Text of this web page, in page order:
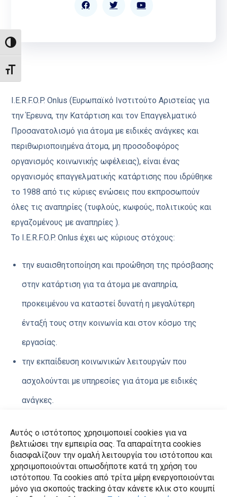
Αυτός ο ιστότοπος χρησιμοποιεί cookies για να
βελτιώσει την εμπειρία σας. Τα απαραίτητα cookies
διασφαλίζουν την ομαλή λειτουργία του ιστότοπου και
χρησιμοποιούνται οπωσδήποτε κατά τη χρήση του
ιστότοπου. Τα cookies από τρίτα μέρη ενεργοποιούνται
μόνο για σκοπούς tracking όταν κάνετε κλικ στο κουμπί
ΕΝΑΛΛΑΓΉ ΥΨΗΛΉΣ ΑΝΤΊΘΕΣΗΣ
ΕΝΑΛΛΑΓΉ ΜΕΓΈΘΟΥΣ ΓΡΑΜΜΆΤΩΝ
I.E.R.F.O.P. Onlus (Ευρωπαϊκό Ινστιτούτο Αριστείας για
την Έρευνα, την Κατάρτιση και τον Επαγγελματικό
Προσανατολισμό για άτομα με ειδικές ανάγκες και
περιθωριοποιημένα άτομα, μη προσοδοφόρος
οργανισμός κοινωνικής ωφέλειας), είναι ένας
οργανισμός επαγγελματικής κατάρτισης που ιδρύθηκε
το 1988 από τις κύριες ενώσεις που εκπροσωπούν
όλες τις αναπηρίες (τυφλούς, κωφούς, πολιτικούς και
εργαζομένους με αναπηρίες ).
Το I.E.R.F.O.P. Onlus έχει ως κύριους στόχους:
την ευαισθητοποίηση και προώθηση της πρόσβασης
στην κατάρτιση για τα άτομα με αναπηρία,
προκειμένου να καταστεί δυνατή η μεγαλύτερη
ένταξή τους στην κοινωνία και στον κόσμο της
εργασίας.
την εκπαίδευση κοινωνικών λειτουργών που
ασχολούνται με υπηρεσίες για άτομα με ειδικές
ανάγκες.
κατάρτισης με στόχο τη σταδιακή βελτίωση των
προσφερόμενων υπηρεσιών.
Κοινό στοιχείο αυτών των στόχων είναι η συνεχής και